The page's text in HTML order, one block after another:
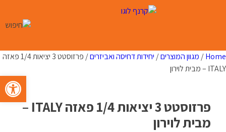
פתח
Home
/ מגוון המוצרים/ יחידות דחיסה ואביזרים
/ פרזוסטט 3 יציאות 1/4 פאזה
ITALY – מבית לוירון
פרזוסטט 3 יציאות 1/4 פאזה ITALY –
מבית לוירון